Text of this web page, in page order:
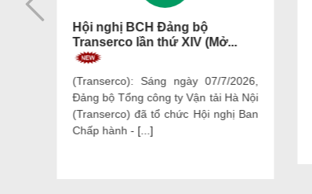
Hội nghị BCH Đảng bộ
Transerco lần thứ XIV (Mở...
(Transerco): Sáng ngày 07/7/2026,
Đảng bộ Tổng công ty Vận tải Hà Nội
(Transerco) đã tổ chức Hội nghị Ban
Chấp hành - [...]